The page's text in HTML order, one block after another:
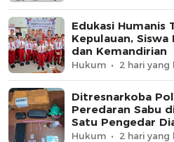
Edukasi Humanis
Kepulauan,
dan Kemandirian
Hukum 2 hari yang
Ditresnarkoba
Peredaran Sabu
Satu Pengedar
Hukum 2 hari yang